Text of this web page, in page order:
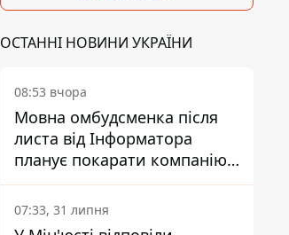
ОСТАННІ НОВИНИ УКРАЇНИ
08:53 вчора
Мовна омбудсменка після
листа від Інформатора
планує покарати компанію-
підрядника ПриватБанку
07:33, 31 липня